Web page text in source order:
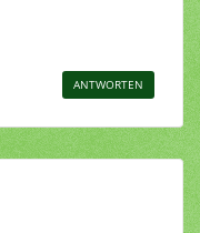
ANTWORTEN